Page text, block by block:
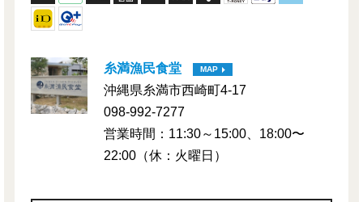
糸満漁民食堂 MAP
沖縄県糸満市西崎町4-17
098-992-7277
営業時間：11:30～15:00、18:00〜
22:00（休：火曜日）